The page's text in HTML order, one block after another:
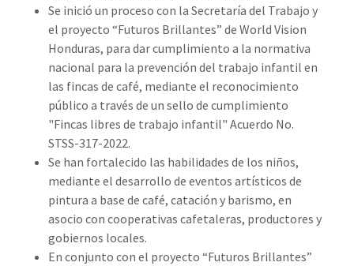
Se inició un proceso con la Secretaría del Trabajo y
el proyecto “Futuros Brillantes” de World Vision
Honduras, para dar cumplimiento a la normativa
nacional para la prevención del trabajo infantil en
las fincas de café, mediante el reconocimiento
público a través de un sello de cumplimiento
"Fincas libres de trabajo infantil" Acuerdo No.
STSS-317-2022.
Se han fortalecido las habilidades de los niños,
mediante el desarrollo de eventos artísticos de
pintura a base de café, catación y barismo, en
asocio con cooperativas cafetaleras, productores y
gobiernos locales.
En conjunto con el proyecto “Futuros Brillantes”